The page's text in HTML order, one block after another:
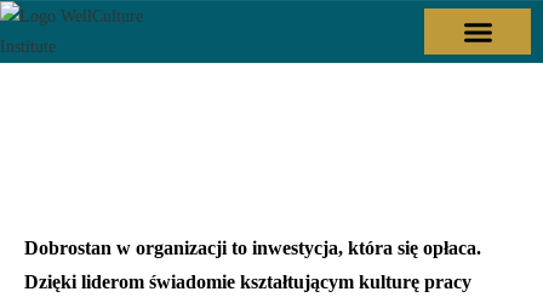
Dobrostan w organizacji to inwestycja, która się opłaca.
Dzięki liderom świadomie kształtującym kulturę pracy